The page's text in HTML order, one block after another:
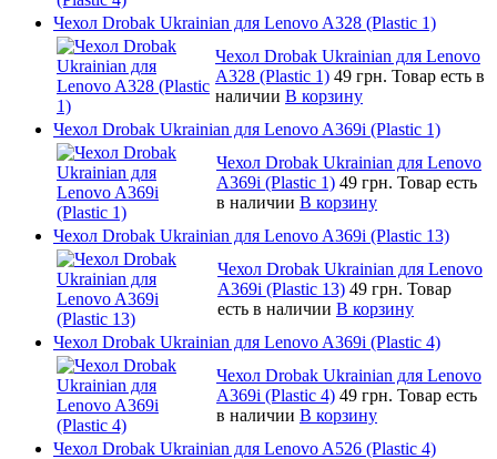
Чехол Drobak Ukrainian для Lenovo A328 (Plastic 1)
Чехол Drobak Ukrainian для Lenovo
A328 (Plastic 1) 49 грн. Товар есть в
наличии В корзину
Чехол Drobak Ukrainian для Lenovo A369i (Plastic 1)
Чехол Drobak Ukrainian для Lenovo
A369i (Plastic 1) 49 грн. Товар есть
в наличии В корзину
Чехол Drobak Ukrainian для Lenovo A369i (Plastic 13)
Чехол Drobak Ukrainian для Lenovo
A369i (Plastic 13) 49 грн. Товар
есть в наличии В корзину
Чехол Drobak Ukrainian для Lenovo A369i (Plastic 4)
Чехол Drobak Ukrainian для Lenovo
A369i (Plastic 4) 49 грн. Товар есть
в наличии В корзину
Чехол Drobak Ukrainian для Lenovo A526 (Plastic 4)